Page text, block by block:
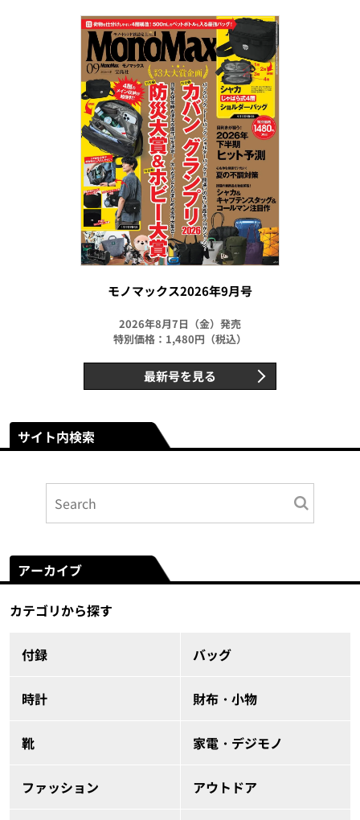
モノマックス2026年9月号
2026年8月7日（金）発売
特別価格：1,480円（税込）
最新号を見る
サイト内検索
アーカイブ
カテゴリから探す
付録 バッグ
時計 財布・小物
靴 家電・デジモノ
ファッション アウトドア